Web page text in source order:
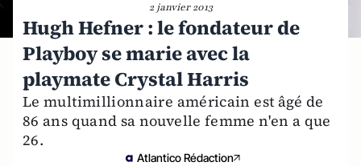
2 janvier 2013
Hugh Hefner : le fondateur de
Playboy se marie avec la
playmate Crystal Harris
Le multimillionnaire américain est âgé de
86 ans quand sa nouvelle femme n'en a que
26.
Atlantico Rédaction